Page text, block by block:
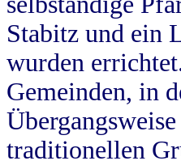
Stabitz und ein
wurden
Gemeinden, in
traditionellen